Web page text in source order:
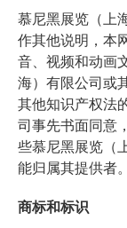
慕尼黑展览（上
作其他说明，本
音、视频和动画
海）有限公司或
其他知识产权法
司事先书面同意
些慕尼黑展览（
能归属其提供者。
商标和标识